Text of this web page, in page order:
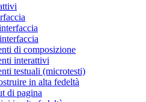
di composizione
interattivi
testuali (microtesti)
in alta fedeltà
di pagina